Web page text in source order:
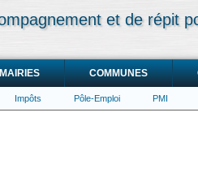
et de répit
MAIRIES COMMUNES
Impôts Pôle-Emploi PMI